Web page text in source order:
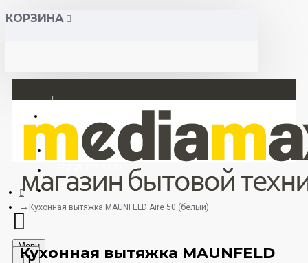
КОРЗИНА
Регистрация
+375 33 673 17 31 (МТС)
Menu
Кухонная вытяжка MAUNFELD Aire 50 (белый)
Кухонная вытяжка MAUNFELD